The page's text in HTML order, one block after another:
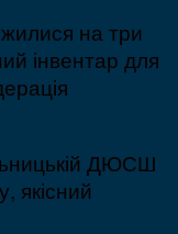
на три
інвентар для
ДЮСШ
якісний